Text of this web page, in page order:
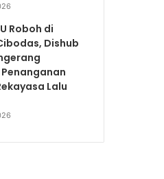
Roboh di
Dishub
Lalu